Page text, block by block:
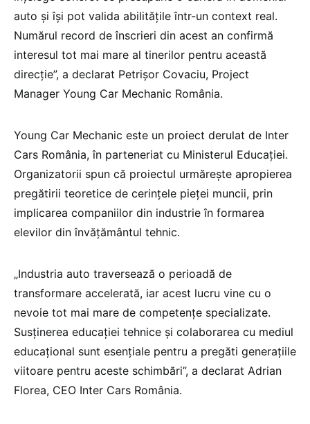
auto și își pot valida abilitățile într-un context real.
Numărul record de înscrieri din acest an confirmă
interesul tot mai mare al tinerilor pentru această
direcție”, a declarat Petrișor Covaciu, Project
Manager Young Car Mechanic România.
Young Car Mechanic este un proiect derulat de Inter
Cars România, în parteneriat cu Ministerul Educației.
Organizatorii spun că proiectul urmărește apropierea
pregătirii teoretice de cerințele pieței muncii, prin
implicarea companiilor din industrie în formarea
elevilor din învățământul tehnic.
„Industria auto traversează o perioadă de
transformare accelerată, iar acest lucru vine cu o
nevoie tot mai mare de competențe specializate.
Susținerea educației tehnice și colaborarea cu mediul
educațional sunt esențiale pentru a pregăti generațiile
viitoare pentru aceste schimbări”, a declarat Adrian
Florea, CEO Inter Cars România.